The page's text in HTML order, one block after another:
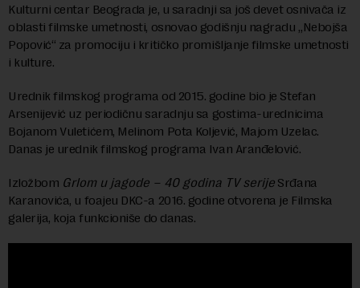
Kulturni centar Beograda je, u saradnji sa još devet osnivača iz
oblasti filmske umetnosti, osnovao godišnju nagradu „Nebojša
Popović“ za promociju i kritičko promišljanje filmske umetnosti
i kulture.
Urednik filmskog programa od 2015. godine bio je Stefan
Arsenijević uz periodičnu saradnju sa gostima-urednicima
Bojanom Vuletićem, Melinom Pota Koljević, Majom Uzelac.
Danas je urednik filmskog programa Ivan Aranđelović.
Izložbom Grlom u jagode – 40 godina TV serijeSrđana
Karanovića, u foajeu DKC-a 2016. godine otvorena je Filmska
galerija, koja funkcioniše do danas.